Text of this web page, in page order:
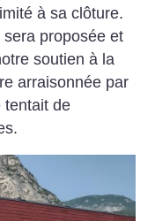
à sa clôture.
sera proposée et
soutien à la
arraisonnée par
tentait de